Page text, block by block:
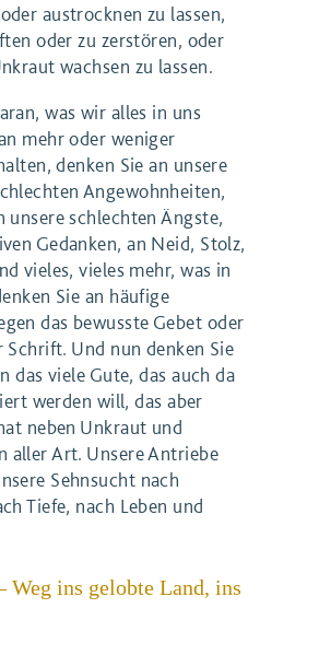
austrocknen zu lassen,
oder zu zerstören, oder
wachsen zu lassen.
was wir alles in uns
mehr oder weniger
denken Sie an unsere
Angewohnheiten,
unsere schlechten Ängste,
Gedanken, an Neid, Stolz,
vieles, vieles mehr, was in
Sie an häufige
das bewusste Gebet oder
Schrift. Und nun denken Sie
das viele Gute, das auch da
werden will, das aber
neben Unkraut und
aller Art. Unsere Antriebe
Sehnsucht nach
Tiefe, nach Leben und
Weg ins gelobte Land, ins